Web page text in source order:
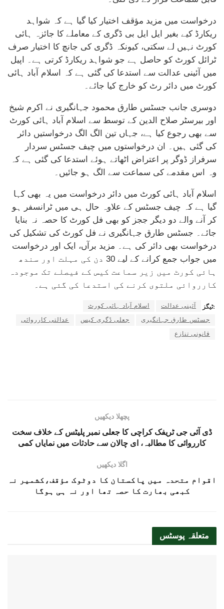
درخواست میں مزید مؤقف اختیار کیا گیا ہے کہ شواہد
ریکارڈ کیے بغیر ایل ایل بی ڈگری کے معاملے کا جائزہ ہائی
کورٹ نہیں لے سکتی، کیونکہ ڈگری کی جانچ کا اختیار صرف
ٹرائل کورٹ کو حاصل ہے جو شواہد ریکارڈ کرتی ہے۔ اپیل
میں آئینی عدالت سے استدعا کی گئی ہے کہ اسلام آباد ہائی
کورٹ میں دائر رٹ کو خارج کیا جائے۔
دوسری جانب جسٹس طارق محمود جہانگیری نے اکرم شیخ
اور بیرسٹر صلاح الدین کے توسط سے اسلام آباد ہائی کورٹ
سے بھی رجوع کیا ہے، جہاں تین الگ الگ درخواستیں دائر
کی گئی ہیں۔ ان درخواستوں میں چیف جسٹس سردار
سرفراز ڈوگر پر اعتراض اٹھاتے ہوئے استدعا کی گئی ہے کہ
وہ اس مقدمے کی سماعت سے الگ ہو جائیں۔
اسلام آباد ہائی کورٹ میں دائر درخواست میں یہ بھی کہا
گیا ہے کہ چیف جسٹس کے علاوہ حال ہی میں ٹرانسفر ہو
کر آنے والے دو دیگر ججز کو بھی فل کورٹ کا حصہ نہ بنایا
جائے۔ جسٹس طارق جہانگیری نے فل کورٹ کی تشکیل کی
درخواست بھی دائر کی ہے۔ مزید برآں، ایک اور درخواست
میں جواب جمع کرانے کے لیے 30 دن کی مہلت اور سندھ
ہائی کورٹ میں زیر سماعت کیس کے فیصلے تک موجودہ
کارروائی ملتوی کرنے کی استدعا کی گئی ہے۔
ٹیگز: آئینی عدالت
اسلام آباد ہائی کورٹ
جسٹس طارق جہانگیری
جعلی ڈگری کیس
عدالتی کارروائی
قانونی تنازع
پچھلا دیکھیں
ڈی آئی جی ٹریفک کراچی کا جعلی نمبر پلیٹس کے خلاف سخت
کارروائی کا مطالبہ، ای چالان سے حادثات میں نمایاں کمی
اگلا دیکھیں
اقوام متحدہ میں پاکستان کا دوٹوک مؤقف،کشمیر نہ
کبھی بھارت کا حصہ تھا اور نہ ہی ہوگا
متعلقہ پوسٹس